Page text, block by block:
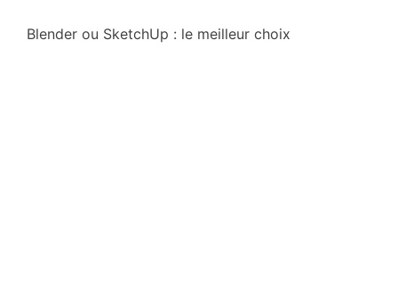
Blender ou SketchUp : le meilleur choix